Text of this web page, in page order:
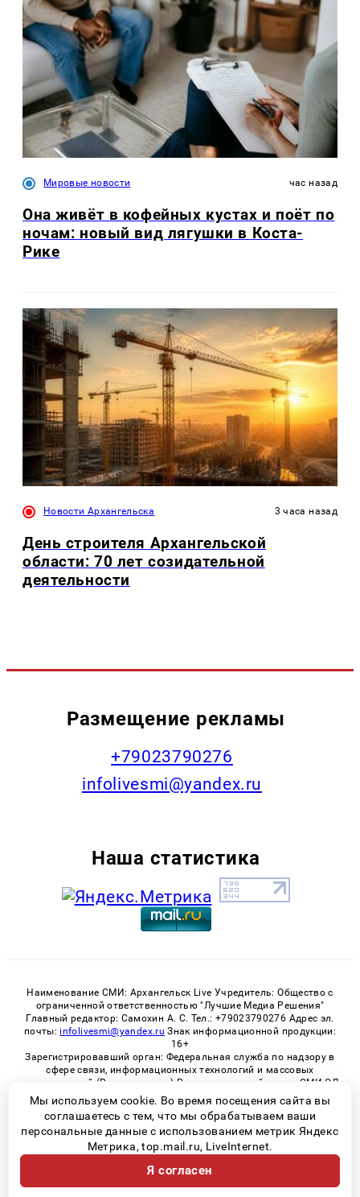
Мировые новости час назад
Она живёт в кофейных кустах и поёт по
ночам: новый вид лягушки в Коста-
Рике
Новости Архангельска 3 часа назад
День строителя Архангельской
области: 70 лет созидательной
деятельности
Размещение рекламы
+79023790276
infolivesmi@yandex.ru
Наша статистика
Наименование СМИ: Архангельск Live Учредитель: Общество с
ограниченной ответственностью "Лучшие Медиа Решения"
Главный редактор: Самохин А. С. Тел.: +79023790276 Адрес эл.
почты: infolivesmi@yandex.ru Знак информационной продукции:
16+
Зарегистрировавший орган: Федеральная служба по надзору в
сфере связи, информационных технологий и массовых
коммуникаций (Роскомнадзор) Регистрационный номер СМИ ЭЛ
№ ФС 77 - 82533 от 21.01.2022
© 2026 «Архангельск Live» | Все права защищены
Возрастная категория сайта 16+
Политика конфиденциальности
Мы используем cookie. Во время посещения сайта вы
соглашаетесь с тем, что мы обрабатываем ваши
персональные данные с использованием метрик Яндекс
Метрика, top.mail.ru, LiveInternet.
Я согласен